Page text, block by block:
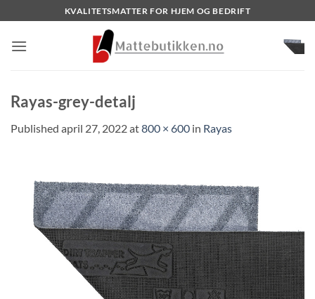
to
content
KVALITETSMATTER FOR HJEM OG BEDRIFT
Rayas-grey-detalj
Published april 27, 2022at800 × 600 in Rayas